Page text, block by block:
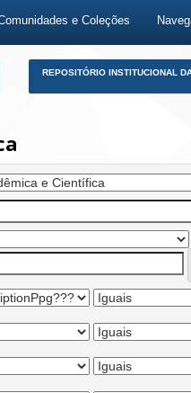
e Coleções
REPOSITÓRIO INSTITUCIONAL